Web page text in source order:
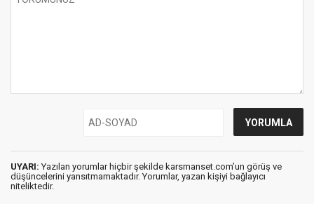
UYARI: Yazılan yorumlar hiçbir şekilde karsmanset.com’un görüş ve
düşüncelerini yansıtmamaktadır. Yorumlar, yazan kişiyi bağlayıcı
niteliktedir.